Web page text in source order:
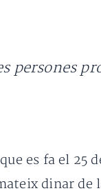
persones
es fa el 25
dinar de